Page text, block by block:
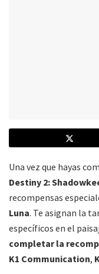
Una vez que hayas
Destiny 2:
recompensas
Luna. Te asignan la
específicos en el
completar la
K1 Communication,